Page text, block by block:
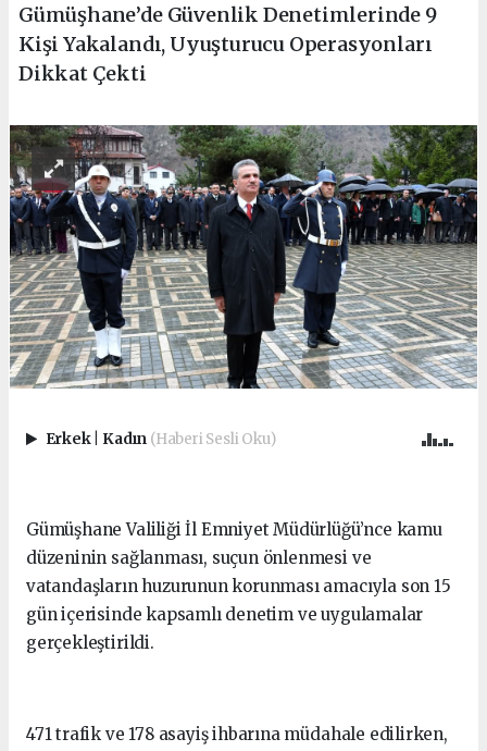
Gümüşhane’de Güvenlik Denetimlerinde 9
Kişi Yakalandı, Uyuşturucu Operasyonları
Dikkat Çekti
Erkek Kadın (Haberi Sesli Oku)
Gümüşhane Valiliği İl Emniyet Müdürlüğü’nce kamu
düzeninin sağlanması, suçun önlenmesi ve
vatandaşların huzurunun korunması amacıyla son 15
gün içerisinde kapsamlı denetim ve uygulamalar
gerçekleştirildi.
471 trafik ve 178 asayiş ihbarına müdahale edilirken,